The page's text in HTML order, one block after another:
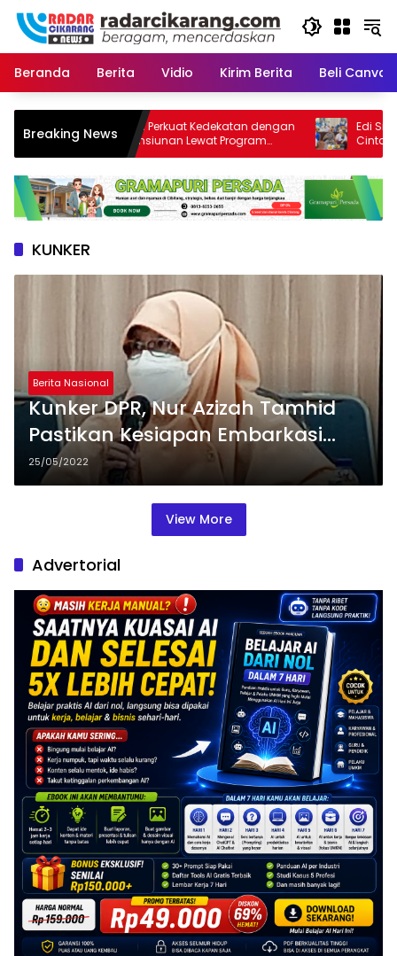
Skip
content
Beranda
Berita Vidio Kirim Berita Beli
Breaking News
BRI BO Bekasi Perkuat Kedekatan dengan
Nasabah Pensiunan Lewat Program
Apresiasi
Edi Siswanto
Cinta Sholawat
Pelayanan
KUNKER
Berita Nasional
Kunker DPR, Nur Azizah Tamhid
Pastikan Kesiapan Embarkasi
Calon Jemaah Haji Di Jabar
25/05/2022
View More
Advertorial